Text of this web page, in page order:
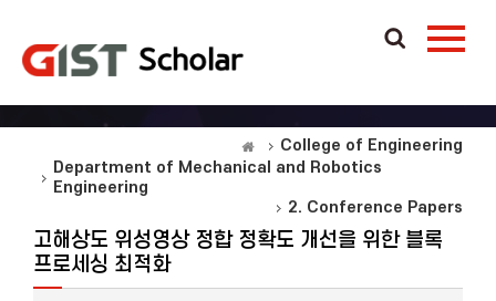
College of Engineering
Department of Mechanical and Robotics
Engineering
2. Conference Papers
고해상도 위성영상 정합 정확도 개선을 위한 블록
프로세싱 최적화